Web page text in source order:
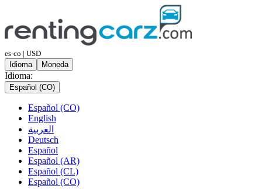
es-co | USD
Idioma
Moneda
Idioma:
Español (CO)
Español (CO)
English
العربية
Deutsch
Español
Español (AR)
Español (CL)
Español (CO)